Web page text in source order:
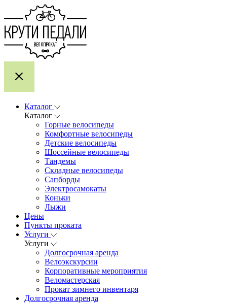
Каталог
Каталог
Горные велосипеды
Комфортные велосипеды
Детские велосипеды
Шоссейные велосипеды
Тандемы
Складные велосипеды
Сапборды
Электросамокаты
Коньки
Лыжи
Цены
Пункты проката
Услуги
Услуги
Долгосрочная аренда
Велоэкскурсии
Корпоративные мероприятия
Веломастерская
Прокат зимнего инвентаря
Долгосрочная аренда